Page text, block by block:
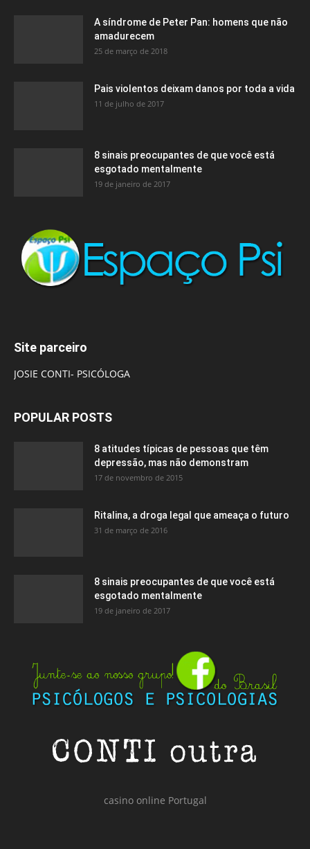
A síndrome de Peter Pan: homens que não
amadurecem
25 de março de 2018
Pais violentos deixam danos por toda a vida
11 de julho de 2017
8 sinais preocupantes de que você está
esgotado mentalmente
19 de janeiro de 2017
Site parceiro
JOSIE CONTI- PSICÓLOGA
POPULAR POSTS
8 atitudes típicas de pessoas que têm
depressão, mas não demonstram
17 de novembro de 2015
Ritalina, a droga legal que ameaça o futuro
31 de março de 2016
8 sinais preocupantes de que você está
esgotado mentalmente
19 de janeiro de 2017
casino online Portugal